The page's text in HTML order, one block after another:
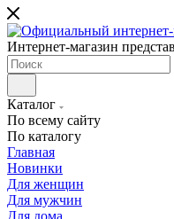
Интернет-магазин
Каталог
По всему сайту
По каталогу
Главная
Новинки
Для женщин
Для мужчин
Для дома